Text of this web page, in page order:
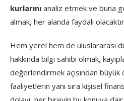
kurlarını analiz etmek ve buna
almak, her alanda faydalı
Hem yerel hem de uluslararası
hakkında bilgi sahibi olmak,
değerlendirmek açısından
faaliyetlerin yanı sıra kişisel